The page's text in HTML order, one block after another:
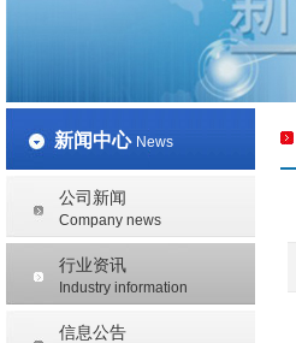
新闻中心 News
公司新闻
Company news
行业资讯
Industry information
信息公告